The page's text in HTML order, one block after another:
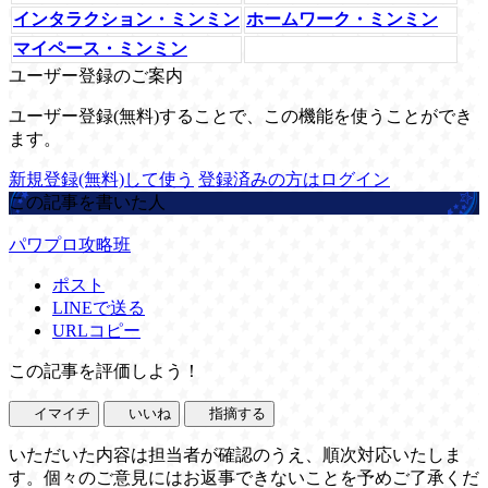
インタラクション・ミンミン ホームワーク・ミンミン
マイペース・ミンミン
ユーザー登録のご案内
ユーザー登録(無料)することで、この機能を使うことができ
ます。
新規登録(無料)して使う 登録済みの方はログイン
この記事を書いた人
パワプロ攻略班
ポスト
LINEで送る
URLコピー
この記事を評価しよう！
イマイチ いいね 指摘する
いただいた内容は担当者が確認のうえ、順次対応いたしま
す。個々のご意見にはお返事できないことを予めご了承くだ